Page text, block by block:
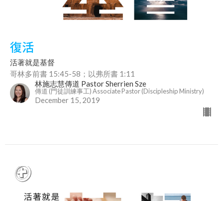
復活
活著就是基督
哥林多前書 15:45-58；以弗所書 1:11
林施志慧傳道 Pastor Sherrien Sze
傳道 (門徒訓練事工) Associate Pastor (Discipleship Ministry)
December 15, 2019